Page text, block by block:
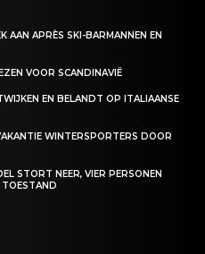
AAN APRÈS SKI-BARMANNEN EN
VOOR SCANDINAVIË
EN BELANDT OP ITALIAANSE
WINTERSPORTERS DOOR
STORT NEER, VIER PERSONEN
TOESTAND